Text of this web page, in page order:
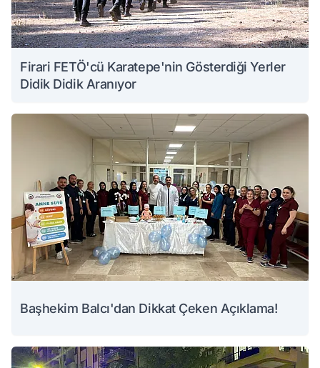
Firari FETÖ'cü Karatepe'nin Gösterdiği Yerler
Didik Didik Aranıyor
Başhekim Balcı'dan Dikkat Çeken Açıklama!